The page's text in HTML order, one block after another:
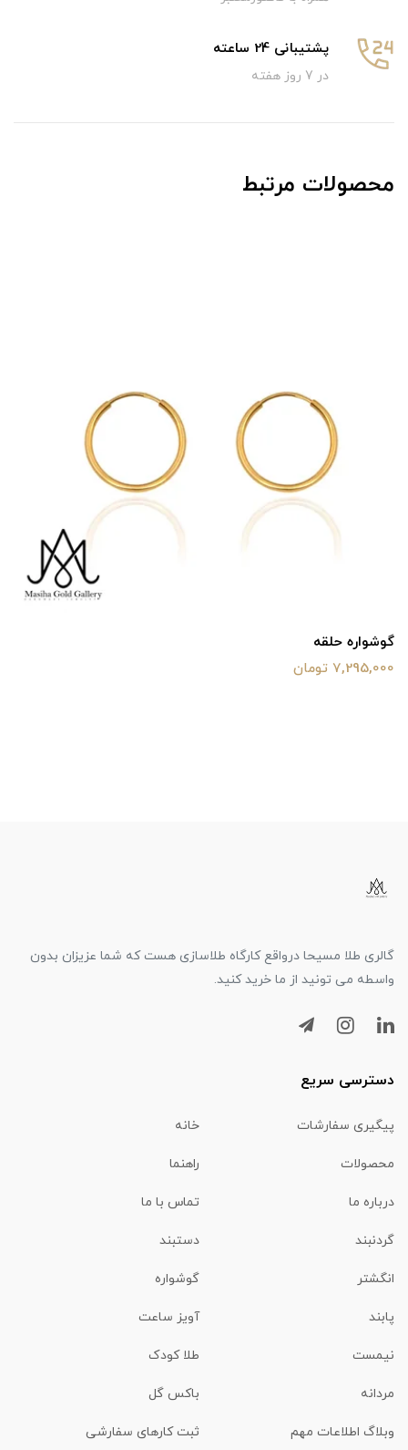
پشتیبانی 24 ساعته
در 7 روز هفته
محصولات مرتبط
گوشواره حلقه
7,295,000 تومان
گالری طلا مسیحا درواقع کارگاه طلاسازی هست که شما عزیزان بدون
واسطه می تونید از ما خرید کنید.
دسترسی سریع
پیگیری سفارشات خانه
محصولات راهنما
درباره ما تماس با ما
گردنبند دستبند
انگشتر گوشواره
پابند آویز ساعت
نیمست طلا کودک
مردانه باکس گل
وبلاگ اطلاعات مهم ثبت کارهای سفارشی